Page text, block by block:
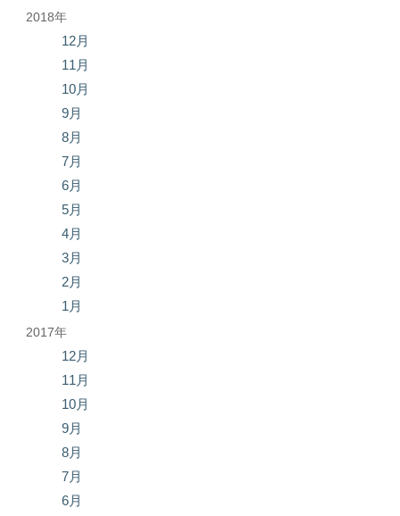
2018年
12月
11月
10月
9月
8月
7月
6月
5月
4月
3月
2月
1月
2017年
12月
11月
10月
9月
8月
7月
6月